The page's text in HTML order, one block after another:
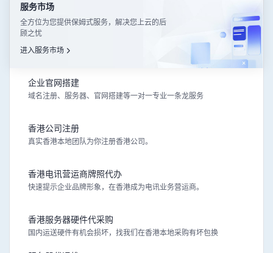
服务市场
全方位为您提供保姆式服务，解决您上云的后
顾之忧
进入服务市场
企业官网搭建
域名注册、服务器、官网搭建等一对一专业一条龙服务
香港公司注册
真实香港本地团队为你注册香港公司。
香港电讯营运商牌照代办
快速提示企业品牌形象，在香港成为电讯业务营运商。
香港服务器硬件代采购
国内运送硬件有机会损坏，找我们在香港本地采购有坏包换